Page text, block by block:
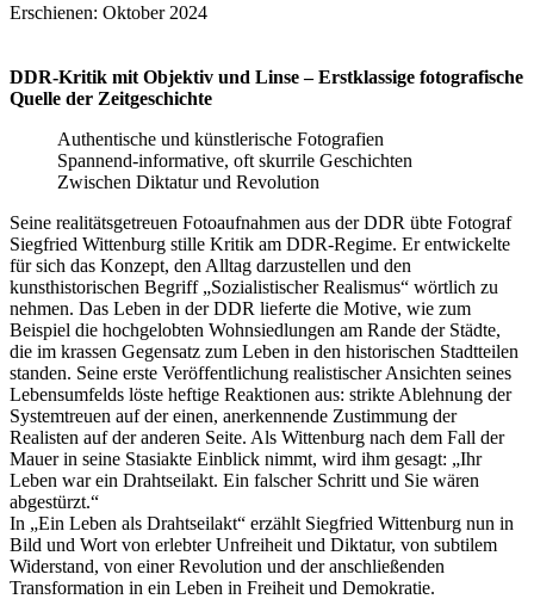
Erschienen: Oktober 2024
DDR-Kritik mit Objektiv und Linse– Erstklassige fotografische
Quelle der Zeitgeschichte
Authentische und künstlerische Fotografien
Spannend-informative, oft skurrile Geschichten
Zwischen Diktatur und Revolution
Seine realitätsgetreuen Fotoaufnahmen aus der DDR übte Fotograf
Siegfried Wittenburg stille Kritik am DDR-Regime. Er entwickelte
für sich das Konzept, den Alltag darzustellen und den
kunsthistorischen Begriff „Sozialistischer Realismus“ wörtlich zu
nehmen. Das Leben in der DDR lieferte die Motive, wie zum
Beispiel die hochgelobten Wohnsiedlungen am Rande der Städte,
die im krassen Gegensatz zum Leben in den historischen Stadtteilen
standen. Seine erste Veröffentlichung realistischer Ansichten seines
Lebensumfelds löste heftige Reaktionen aus: strikte Ablehnung der
Systemtreuen auf der einen, anerkennende Zustimmung der
Realisten auf der anderen Seite. Als Wittenburg nach dem Fall der
Mauer in seine Stasiakte Einblick nimmt, wird ihm gesagt: „Ihr
Leben war ein Drahtseilakt. Ein falscher Schritt und Sie wären
abgestürzt.“
In „Ein Leben als Drahtseilakt“ erzählt Siegfried Wittenburg nun in
Bild und Wort von erlebter Unfreiheit und Diktatur, von subtilem
Widerstand, von einer Revolution und der anschließenden
Transformation in ein Leben in Freiheit und Demokratie.